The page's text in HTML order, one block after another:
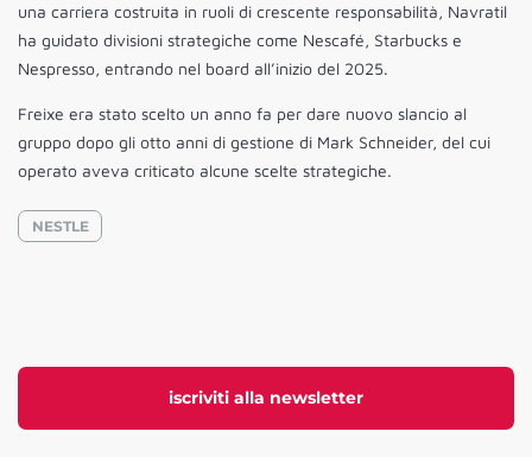
iscriviti alla newsletter
una carriera costruita in ruoli di crescente responsabilità, Navratil
ha guidato divisioni strategiche come Nescafé, Starbucks e
Nespresso, entrando nel board all’inizio del 2025.
Freixe era stato scelto un anno fa per dare nuovo slancio al
gruppo dopo gli otto anni di gestione di Mark Schneider, del cui
operato aveva criticato alcune scelte strategiche.
NESTLE